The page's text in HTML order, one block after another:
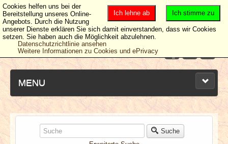
MENU
NEUESTE ARTIKEL
Suche
Ich stimme zu
Ich lehne ab
Cookies helfen uns bei der
Bereitstellung unseres Online-
Angebots. Durch die Nutzung
unserer Dienste erklären Sie sich damit einverstanden, dass wir Cookies
setzen. Sie haben auch die Möglichkeit abzulehnen.
Datenschutzrichtlinie ansehen
Weitere Informationen zu Cookies und ePrivacy